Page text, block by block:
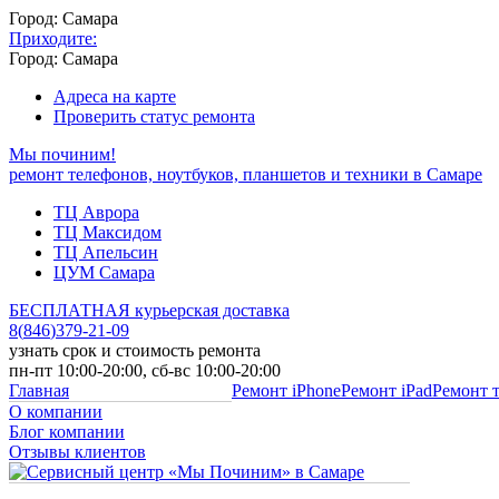
Город: Самара
Приходите:
Город: Самара
Адреса на карте
Проверить статус ремонта
Мы починим!
ремонт телефонов, ноутбуков, планшетов и техники в Самаре
ТЦ Аврора
ТЦ Максидом
ТЦ Апельсин
ЦУМ Самара
БЕСПЛАТНАЯ курьерская доставка
8(846)379-21-09
узнать срок и стоимость ремонта
пн-пт 10:00-20:00, сб-вс 10:00-20:00
Главная
О компании
Блог компании
Отзывы клиентов
Ремонт iPhoneРемонт iPadРемонт